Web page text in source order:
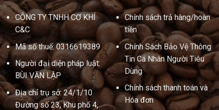
CÔNG TY TNHH CƠ KHÍ
C&C
Mã số thuế: 0316619389
Người đại diện pháp luật:
BÙI VĂN LẬP
Địa chỉ trụ sở: 24/1/10
Đường số 23, Khu phố 4,
Chính sách trả hàng/hoàn
tiền
Chính Sách Bảo Vệ Thông
Tin Cá Nhân Người Tiêu
Dùng
Chính sách thanh toán và
Hóa đơn